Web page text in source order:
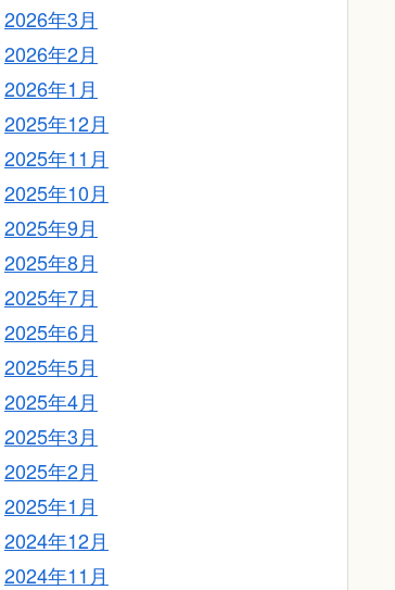
2026年3月
2026年2月
2026年1月
2025年12月
2025年11月
2025年10月
2025年9月
2025年8月
2025年7月
2025年6月
2025年5月
2025年4月
2025年3月
2025年2月
2025年1月
2024年12月
2024年11月